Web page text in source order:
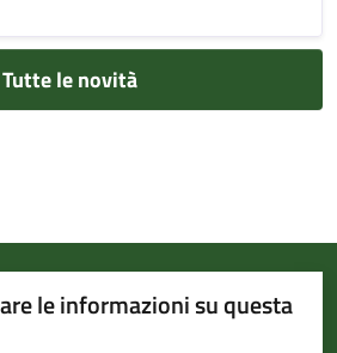
Tutte le novità
le informazioni su questa